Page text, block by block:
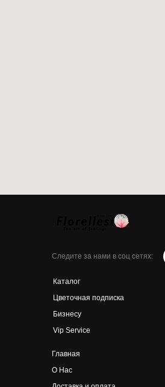
Каталог
Цветочная подписка
Бизнесу
Vip Service
Главная
О Нас
Следите за нами в соц сетях: